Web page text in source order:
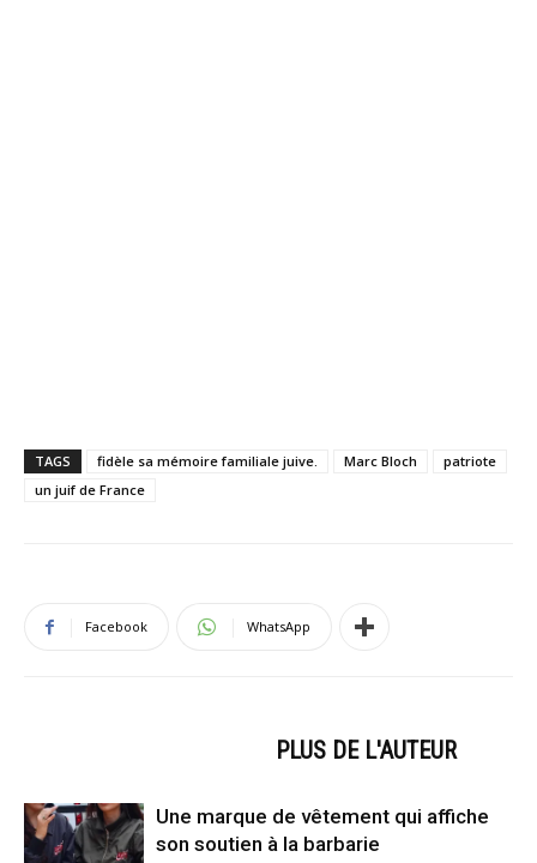
TAGS fidèle sa mémoire familiale juive. Marc Bloch
patriote
un juif de France
Facebook WhatsApp
PLUS DE L'AUTEUR
Une marque de vêtement qui affiche
son soutien à la barbarie